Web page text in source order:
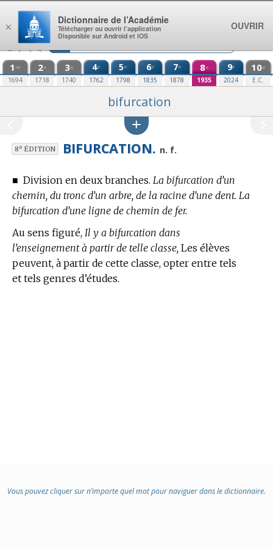
Aller au contenu
1 re
1694
2e
1718
3e
1740
4e
1762
5e
1798
6e
1835
7e
1878
8e
1935
9e
2024
10e
E.C.
bifurcation
8eÉDITION BIFURCATION. n. f.
■ Division en deux branches. La bifurcation d’un
chemin, du tronc d’un arbre, de la racine d’une dent. La
bifurcation d’une ligne de chemin de fer.
Au sens figuré, Il y a bifurcation dans
l’enseignement à partir de telle classe, Les élèves
peuvent, à partir de cette classe, opter entre tels
et tels genres d’études.
Vous pouvez cliquer sur n’importe quel mot pour naviguer dans le dictionnaire.
×
Dictionnaire de l’Académie
Télécharger ou ouvrir l’application
Disponible sur Android et iOS
OUVRIR